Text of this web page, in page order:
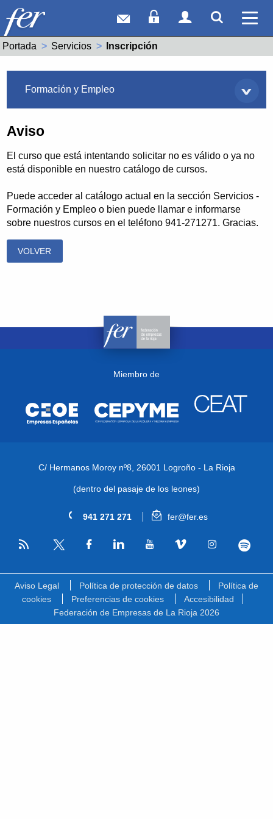
Correo webAcceso Socios
Acceso
Portada Servicios Actual:
Inscripción
Formación y Empleo
Aviso
El curso que está intentando solicitar no es válido o ya no
está disponible en nuestro catálogo de cursos.
Puede acceder al catálogo actual en la sección Servicios -
Formación y Empleo o bien puede llamar e informarse
sobre nuestros cursos en el teléfono 941-271271. Gracias.
VOLVER
Miembro de
C/ Hermanos Moroy nº8, 26001 Logroño - La Rioja
(dentro del pasaje de los leones)
941 271 271 fer@fer.es
RSS
Aviso Legal Política de protección de datos
Política de
cookies
Preferencias de cookies
Accesibilidad
Federación de Empresas de La Rioja 2026